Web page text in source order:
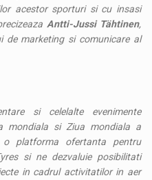
acestor sporturi si cu insasi
Antti-Jussi Tähtinen,
de marketing si comunicare al
si celelalte evenimente
mondiala si Ziua mondiala a
platforma ofertanta pentru
si ne dezvaluie posibilitati
in cadrul activitatilor in aer